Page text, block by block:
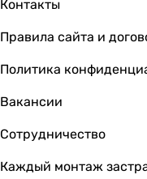
Контакты
Правила сайта и
Политика
Вакансии
Сотрудничество
Каждый монтаж